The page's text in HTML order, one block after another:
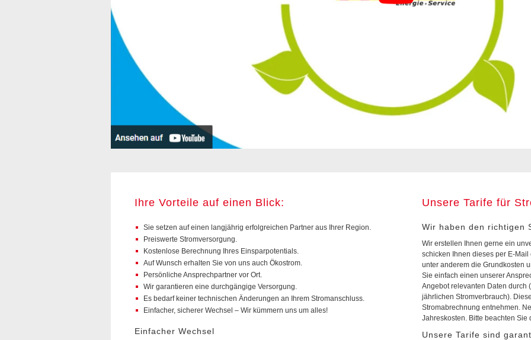
Ihre Vorteile auf einen Blick:
Sie setzen auf einen langjährig erfolgreichen Partner aus Ihrer Region.
Preiswerte Stromversorgung.
Kostenlose Berechnung Ihres Einsparpotentials.
Auf Wunsch erhalten Sie von uns auch Ökostrom.
Persönliche Ansprechpartner vor Ort.
Wir garantieren eine durchgängige Versorgung.
Es bedarf keiner technischen Änderungen an Ihrem Stromanschluss.
Einfacher, sicherer Wechsel – Wir kümmern uns um alles!
Einfacher Wechsel
Unsere Tarife für
Wir haben den richtigen
Wir erstellen Ihnen gerne ein
schicken Ihnen dieses per E-
unter anderem die Grundkosten
Sie einfach einen unserer
Angebot relevanten Daten durch
jährlichen Stromverbrauch).
Stromabrechnung entnehmen.
Jahreskosten. Bitte beachten Sie
Unsere Tarife sind